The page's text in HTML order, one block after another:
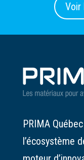
Voir
PRIMA
l’écosystème